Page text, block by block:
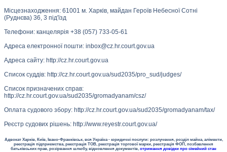
Місцезнаходження: 61001 м. Харків, майдан Героїв Небесної Сотні
(Руднєва) 36, 3 під'їзд
Телефони: канцелярія +38 (057) 733-05-61
Адреса електронної пошти: inbox@cz.hr.court.gov.ua
Адреса сайту: http://cz.hr.court.gov.ua
Список суддів: http://cz.hr.court.gov.ua/sud2035/pro_sud/judges/
Список призначених справ:
http://cz.hr.court.gov.ua/sud2035/gromadyanam/csz/
Оплата судового збору: http://cz.hr.court.gov.ua/sud2035/gromadyanam/tax/
Реєстр судових рішень: http://www.reyestr.court.gov.ua/
Адвокат Харків, Київ, Івано-Франківськ, вся Україна - юридичні послуги: розлучення, розділ майна, аліменти,
реєстрація підприємства, реєстрація ТОВ, реєстрація торгової марки, реєстрація ФОП, позбавлення
батьківських прав, розірвання шлюбу, відновлення документів, отримання довідки про сімейний стан